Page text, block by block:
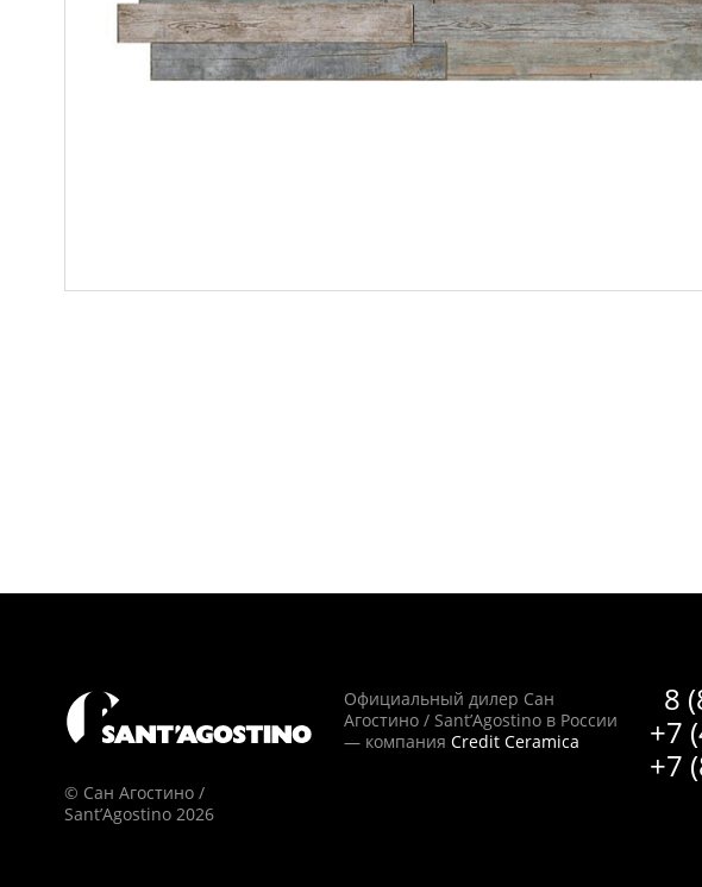
© Сан Агостино /
Sant’Agostino 2026
8
+7
+7
Официальный дилер Сан
Агостино / Sant’Agostino в России
— компания Credit Ceramica